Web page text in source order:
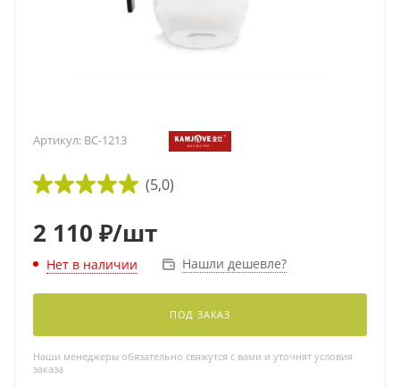
Артикул: BC-1213
(5,0)
2 110 ₽/шт
Нет в наличии Нашли дешевле?
ПОД ЗАКАЗ
Наши менеджеры обязательно свяжутся с вами и уточнят условия
заказа